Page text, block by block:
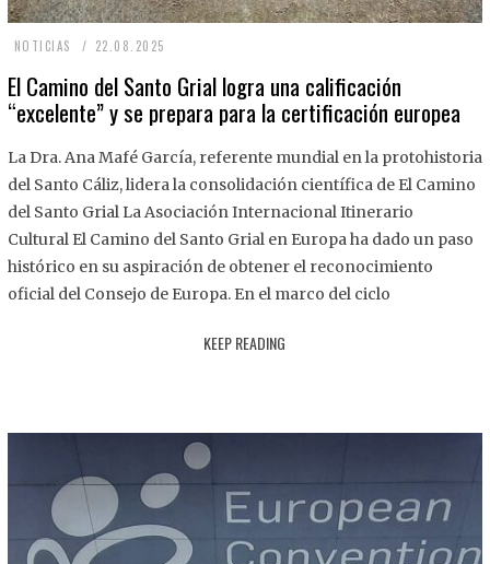
NOTICIAS 22.08.2025
.
8
2
2
El Camino del Santo Grial logra una calificación
“excelente” y se prepara para la certificación europea
La Dra. Ana Mafé García, referente mundial en la protohistoria
del Santo Cáliz, lidera la consolidación científica de El Camino
del Santo Grial La Asociación Internacional Itinerario
Cultural El Camino del Santo Grial en Europa ha dado un paso
histórico en su aspiración de obtener el reconocimiento
oficial del Consejo de Europa. En el marco del ciclo
KEEP READING